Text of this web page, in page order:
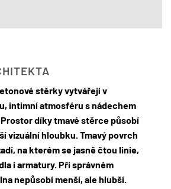
stěrky vytvářejí v
intimní atmosféru s nádechem
díky tmavé stěrce působí
vizuální hloubku. Tmavý povrch
na kterém se jasně čtou linie,
i armatury. Při správném
nepůsobí menší, ale hlubší.